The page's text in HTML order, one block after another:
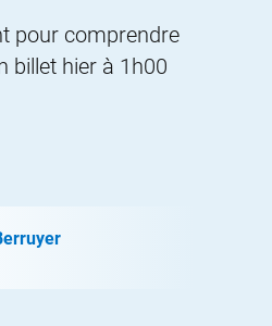
pour comprendre
billet hier à 1h00